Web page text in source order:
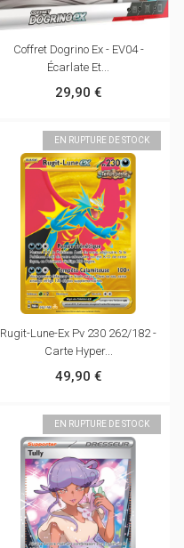
Coffret Dogrino Ex - EV04 -
Écarlate Et...
29,90 €
EN RUPTURE DE STOCK
Rugit-Lune-Ex Pv 230 262/182 -
Carte Hyper...
49,90 €
EN RUPTURE DE STOCK